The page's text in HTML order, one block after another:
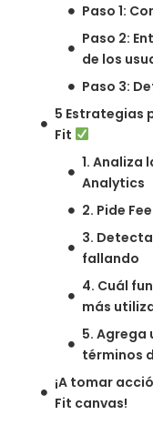
Paso 1:
Paso 2:
de los
Paso 3:
5 Estrategias
Fit
1. Analiza
Analytics
2. Pide
3.
fallando
4. Cuál
más
5. Agrega
términos
¡A tomar
Fit canvas!